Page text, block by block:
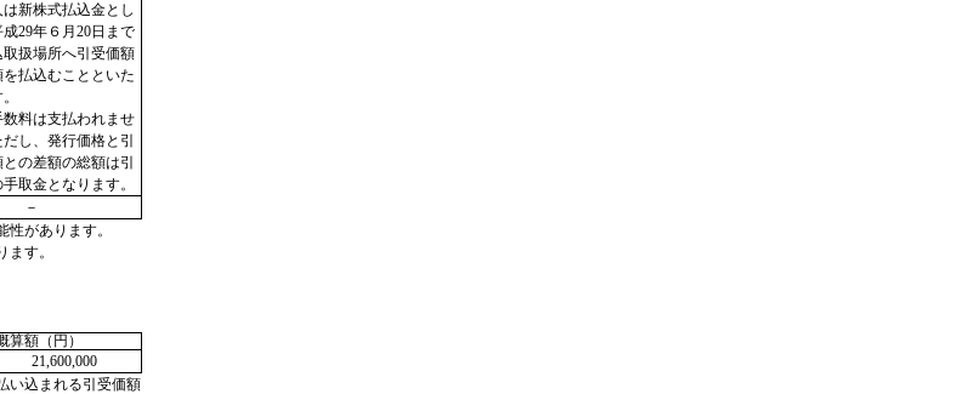
は新株式払込金とし
29年６月20日まで
取扱場所へ引受価額
を払込むことといた
数料は支払われませ
し、発行価格と引
の差額の総額は引
取金となります。
－
があります。
す。
算額（円）
21,600,000
い込まれる引受価額